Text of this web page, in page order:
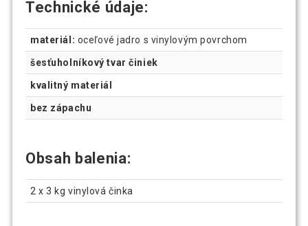
Technické údaje:
materiál: oceľové jadro s vinylovým povrchom
šesťuholníkový tvar činiek
kvalitný materiál
bez zápachu
Obsah balenia:
2 x 3 kg vinylová činka